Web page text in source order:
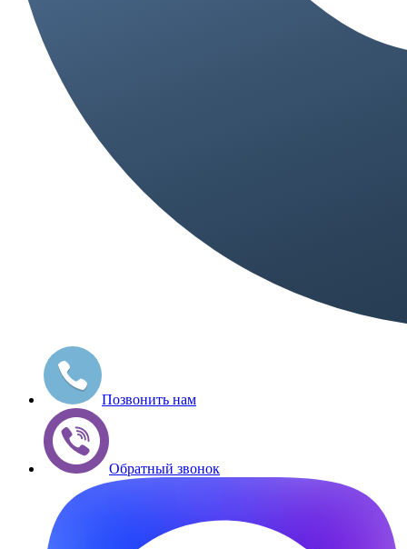
Позвонить нам
Обратный звонок